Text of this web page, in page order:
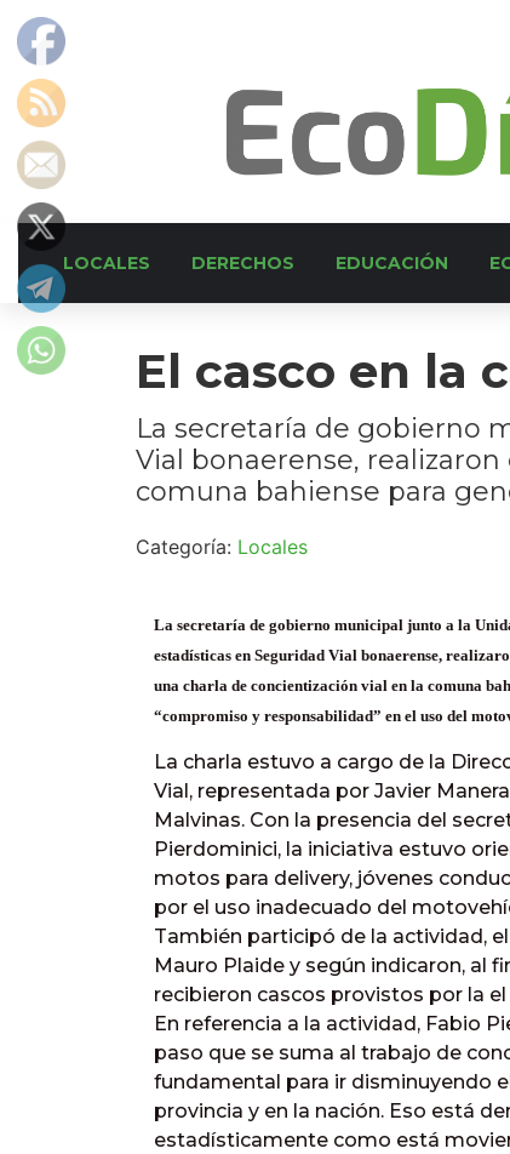
LOCALES DERECHOS EDUCACIÓN
El casco en la
La secretaría de gobierno
Vial bonaerense,
comuna bahiense para
Categoría: Locales
La secretaría de gobierno municipal junto a la
estadísticas en Seguridad Vial bonaerense,
una charla de concientización vial en la comuna
“compromiso y responsabilidad” en el uso del
La charla estuvo a cargo de la
Vial, representada por Javier
Malvinas. Con la presencia del
Pierdominici, la iniciativa estuvo
motos para delivery, jóvenes
por el uso inadecuado del
También participó de la actividad,
Mauro Plaide y según indicaron, al
recibieron cascos provistos por la
En referencia a la actividad, Fabio
paso que se suma al trabajo de
fundamental para ir disminuyendo
provincia y en la nación. Eso está
estadísticamente como está